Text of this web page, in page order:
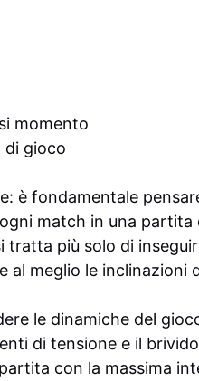
momento
di gioco
è fondamentale
match in una
tratta più solo di
al meglio le inclinazioni
le dinamiche del
di tensione e il
con la massima